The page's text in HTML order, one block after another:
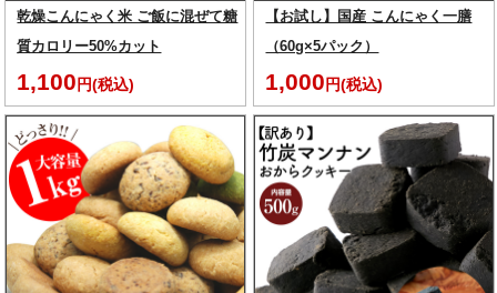
乾燥こんにゃく米 ご飯に混ぜて糖
質カロリー50%カット
1,100 円(税込)
【お試し】国産 こんにゃく一膳
（60g×5パック）
1,000 円(税込)